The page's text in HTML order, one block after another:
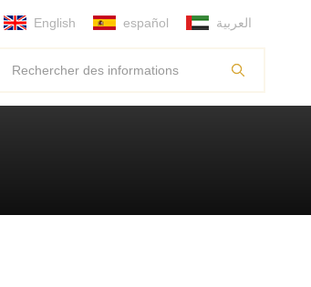
English español العربية